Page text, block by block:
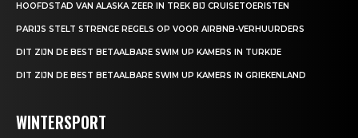
HOOFDSTAD VAN ALASKA ZEER IN TREK BIJ CRUISETOERISTEN
PARIJS STELT STRENGE REGELS OP VOOR AIRBNB-VERHUURDERS
DIT ZIJN DE BEST BETAALBARE SWIM UP KAMERS IN TURKIJE
DIT ZIJN DE BEST BETAALBARE SWIM UP KAMERS IN GRIEKENLAND
WINTERSPORT